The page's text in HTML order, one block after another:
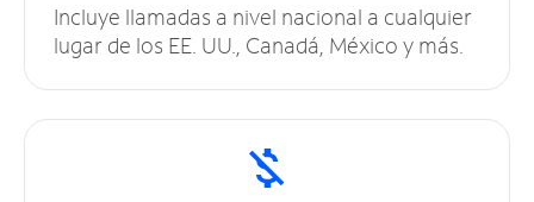
Incluye llamadas a nivel nacional a cualquier
lugar de los EE. UU., Canadá, México y más.